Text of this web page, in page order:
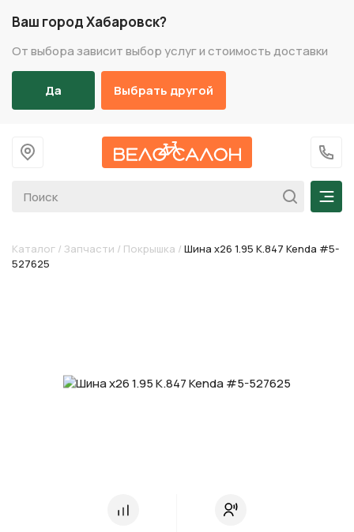
Ваш город Хабаровск?
От выбора зависит выбор услуг и стоимость доставки
Да Выбрать другой
На главную
+7
Каталог / Запчасти / Покрышка / Шина х26 1.95 K.847 Kenda #5-
527625